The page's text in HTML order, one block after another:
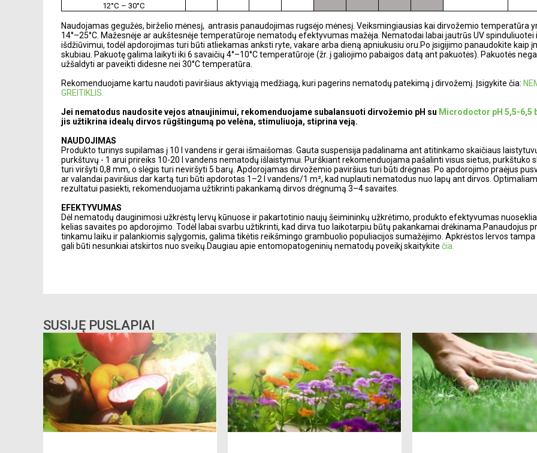
12°C – 30°C
Naudojamas gegužės, birželio mėnesį, antrasis panaudojimas rugsėjo mėnesį. Veiksmingiausias kai dirvožemio temperatūra
14°–25°C. Mažesnėje ar aukštesnėje temperatūroje nematodų efektyvumas mažėja. Nematodai labai jautrūs UV spinduliuotei
išdžiūvimui, todėl apdorojimas turi būti atliekamas anksti ryte, vakare arba dieną apniukusiu oru.Po įsigijimo panaudokite kaip
skubiau. Pakuotę galima laikyti iki 6 savaičių 4°–10°C temperatūroje (žr. į galiojimo pabaigos datą ant pakuotės). Pakuotės
užšaldyti ar paveikti didesne nei 30°C temperatūra.
Rekomenduojame kartu naudoti paviršiaus aktyviąją medžiagą, kuri pagerins nematodų patekimą į dirvožemį. Įsigykite čia:
GREITIKLIS.
Jei nematodus naudosite vejos atnaujinimui, rekomenduojame subalansuoti dirvožemio pH su Microdoctor pH 5,5-6,5
jis užtikrina idealų dirvos rūgštingumą po velėna, stimuliuoja, stiprina veją.
NAUDOJIMAS
Produkto turinys supilamas į 10 l vandens ir gerai išmaišomas. Gauta suspensija padalinama ant atitinkamo skaičiaus
purkštuvų - 1 arui prireiks 10-20 l vandens nematodų išlaistymui. Purškiant rekomenduojama pašalinti visus sietus, purkštuko
turi viršyti 0,8 mm, o slėgis turi neviršyti 5 barų. Apdorojamas dirvožemio paviršius turi būti drėgnas. Po apdorojimo praėjus
ar valandai paviršius dar kartą turi būti apdorotas 1–2 l vandens/1 m², kad nuplauti nematodus nuo lapų ant dirvos. Optimaliam
rezultatui pasiekti, rekomenduojama užtikrinti pakankamą dirvos drėgnumą 3–4 savaites.
EFEKTYVUMAS
Dėl nematodų dauginimosi užkrėstų lervų kūnuose ir pakartotinio naujų šeimininkų užkrėtimo, produkto efektyvumas
kelias savaites po apdorojimo. Todėl labai svarbu užtikrinti, kad dirva tuo laikotarpiu būtų pakankamai drėkinama.Panaudojus
tinkamu laiku ir palankiomis sąlygomis, galima tikėtis reikšmingo grambuolio populiacijos sumažėjimo. Apkrėstos lervos tampa
gali būti nesunkiai atskirtos nuo sveikų.Daugiau apie entomopatogeninių nematodų poveikį skaitykite čia.
SUSIJĘ PUSLAPIAI